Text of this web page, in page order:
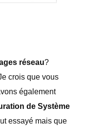
réseau?
crois que vous
également
de Système
essayé mais que